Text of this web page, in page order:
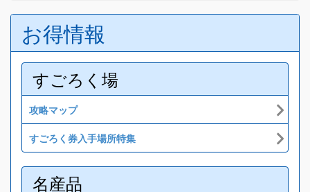
お得情報
すごろく場
攻略マップ
すごろく券入手場所特集
名産品